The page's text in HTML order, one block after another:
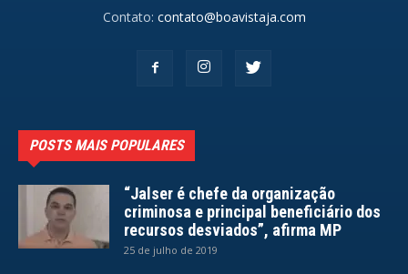
Contato: contato@boavistaja.com
POSTS MAIS POPULARES
“Jalser é chefe da organização
criminosa e principal beneficiário dos
recursos desviados”, afirma MP
25 de julho de 2019